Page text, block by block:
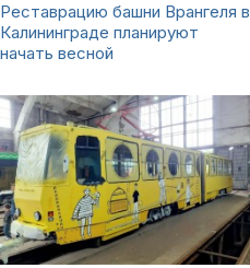
Реставрацию башни Врангеля в
Калининграде планируют
начать весной